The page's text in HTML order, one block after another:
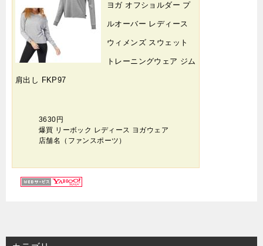
ヨガ オフショルダー プ
ルオーバー レディース
ウィメンズ スウェット
トレーニングウェア ジム
肩出し FKP97
3630円
爆買 リーボック レディース ヨガウェア
店舗名（ファンスポーツ）